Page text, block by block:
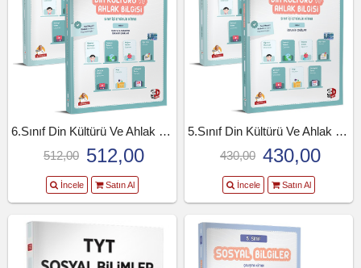
6.Sınıf Din Kültürü Ve Ahlak Bil.Seti (25-26)
512,00 512,00
İncele Satın Al
5.Sınıf Din Kültürü Ve Ahlak Bilgisi.Seti (25-26)
430,00 430,00
İncele Satın Al